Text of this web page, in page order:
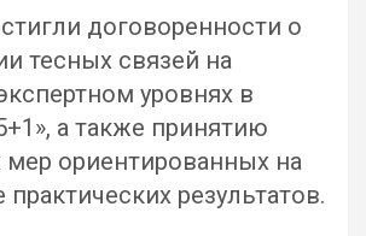
договоренности о
тесных связей на
уровнях в
а также принятию
мер ориентированных на
результатов.